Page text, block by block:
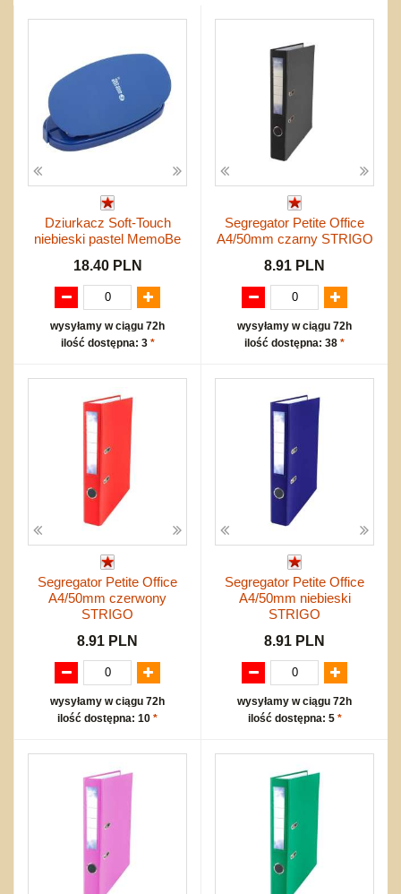
Bajkowe
Inne
Do rozkręcania
Bąki
Inne
Promocje
Start
Zakupy hurtowe
Koszty przesyłki
Kontakt
Mapa produktów
Dziurkacz Soft-Touch
niebieski pastel MemoBe
18.40 PLN
wysyłamy w ciągu 72h
ilość dostępna: 3 *
Segregator Petite Office
A4/50mm czarny STRIGO
8.91 PLN
wysyłamy w ciągu 72h
ilość dostępna: 38 *
Segregator Petite Office
A4/50mm czerwony
STRIGO
8.91 PLN
wysyłamy w ciągu 72h
ilość dostępna: 10 *
Segregator Petite Office
A4/50mm niebieski
STRIGO
8.91 PLN
wysyłamy w ciągu 72h
ilość dostępna: 5 *